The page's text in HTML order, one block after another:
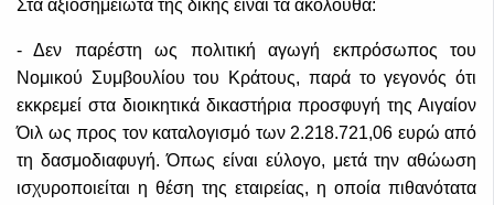
Στα αξιοσημείωτα της δίκης είναι τα ακόλουθα:
- Δεν παρέστη ως πολιτική αγωγή εκπρόσωπος του
Νομικού Συμβουλίου του Κράτους, παρά το γεγονός ότι
εκκρεμεί στα διοικητικά δικαστήρια προσφυγή της Αιγαίον
Όιλ ως προς τον καταλογισμό των 2.218.721,06 ευρώ από
τη δασμοδιαφυγή. Όπως είναι εύλογο, μετά την αθώωση
ισχυροποιείται η θέση της εταιρείας, η οποία πιθανότατα